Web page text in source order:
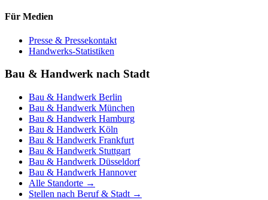
Für Medien
Presse & Pressekontakt
Handwerks-Statistiken
Bau & Handwerk nach Stadt
Bau & Handwerk Berlin
Bau & Handwerk München
Bau & Handwerk Hamburg
Bau & Handwerk Köln
Bau & Handwerk Frankfurt
Bau & Handwerk Stuttgart
Bau & Handwerk Düsseldorf
Bau & Handwerk Hannover
Alle Standorte →
Stellen nach Beruf & Stadt →